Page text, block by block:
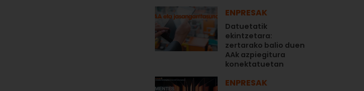
ENPRESAK
Datuetatik
ekintzetara:
zertarako balio duen
AAk azpiegitura
konektatuetan
ENPRESAK